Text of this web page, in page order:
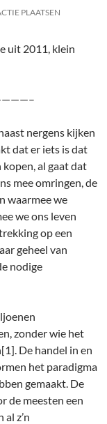
PLAATSEN
uit 2011, klein
nergens kijken
dat er iets is dat
al gaat dat
mee omringen, de
waarmee we
we ons leven
op een
geheel van
nodige
zonder wie het
De handel in en
het paradigma
gemaakt. De
de meesten een
z’n